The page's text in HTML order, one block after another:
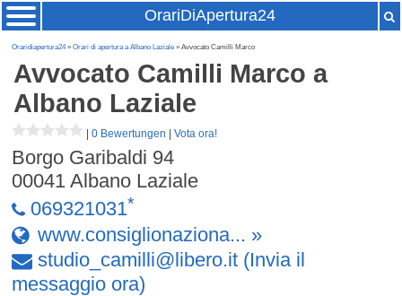
OrariDiApertura24
Oraridiapertura24»Orari di apertura a Albano Laziale » Avvocato Camilli Marco
Avvocato Camilli Marco a
Albano Laziale
|0 Bewertungen |Vota ora!
Borgo Garibaldi 94
00041 Albano Laziale
069321031*
www.consiglionaziona... »
studio_ camilli@ libero.it (Invia il
messaggio ora)